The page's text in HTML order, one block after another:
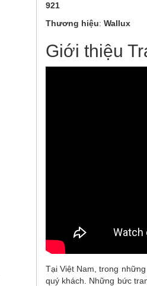
921
Thương hiệu: Wallux
Giới thiệu
Tại Việt Nam, trong
quý khách. Những bức